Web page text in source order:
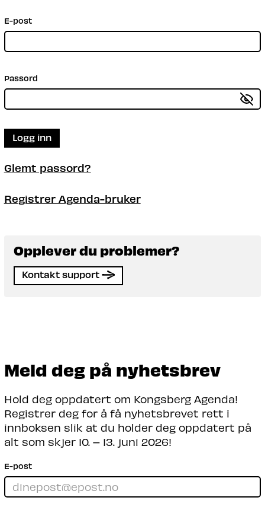
E-post
Passord
Logg inn
Glemt passord?
Registrer Agenda-bruker
Opplever du problemer?
Kontakt support
Meld deg på nyhetsbrev
Hold deg oppdatert om Kongsberg Agenda!
Registrer deg for å få nyhetsbrevet rett i
innboksen slik at du holder deg oppdatert på
alt som skjer 10. – 13. juni 2026!
E-post